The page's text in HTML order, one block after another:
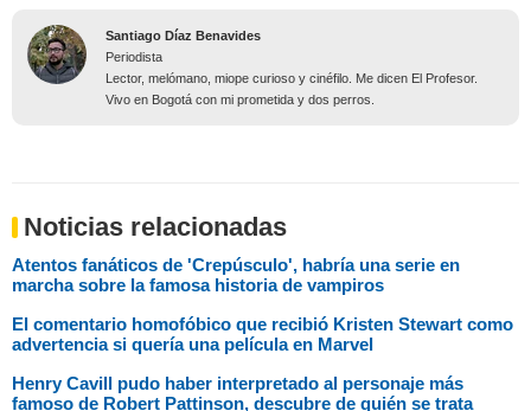
Santiago Díaz Benavides
Periodista
Lector, melómano, miope curioso y cinéfilo. Me dicen El Profesor.
Vivo en Bogotá con mi prometida y dos perros.
Noticias relacionadas
Atentos fanáticos de 'Crepúsculo', habría una serie en
marcha sobre la famosa historia de vampiros
El comentario homofóbico que recibió Kristen Stewart como
advertencia si quería una película en Marvel
Henry Cavill pudo haber interpretado al personaje más
famoso de Robert Pattinson, descubre de quién se trata